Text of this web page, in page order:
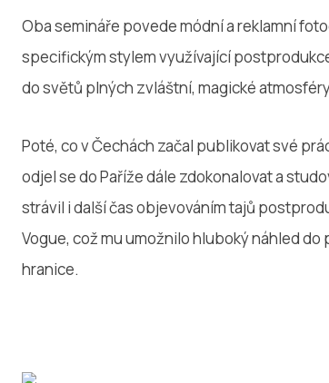
Oba semináře povede módní a reklamní
specifickým stylem využívající
do světů plných zvláštní, magické
Poté, co v Čechách začal publikovat své
odjel se do Paříže dále zdokonalovat a
strávil i další čas objevováním tajů
Vogue, což mu umožnilo hluboký náhled
hranice.